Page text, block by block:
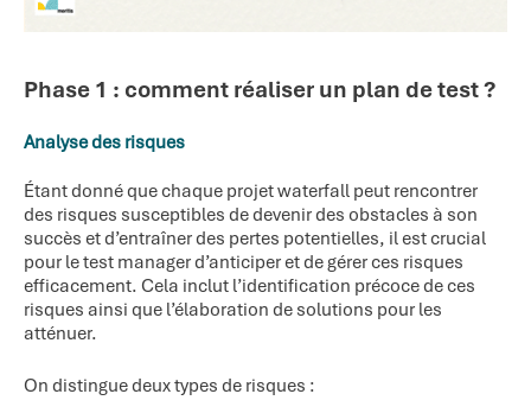
Phase 1 : comment réaliser un plan de test ?
Analyse des risques
Étant donné que chaque projet waterfall peut rencontrer
des risques susceptibles de devenir des obstacles à son
succès et d’entraîner des pertes potentielles, il est crucial
pour le test manager d’anticiper et de gérer ces risques
efficacement. Cela inclut l’identification précoce de ces
risques ainsi que l’élaboration de solutions pour les
atténuer.
On distingue deux types de risques :